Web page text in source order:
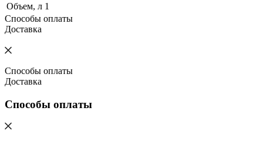
Объем, л 1
Способы оплаты
Доставка
Способы оплаты
Доставка
Способы оплаты